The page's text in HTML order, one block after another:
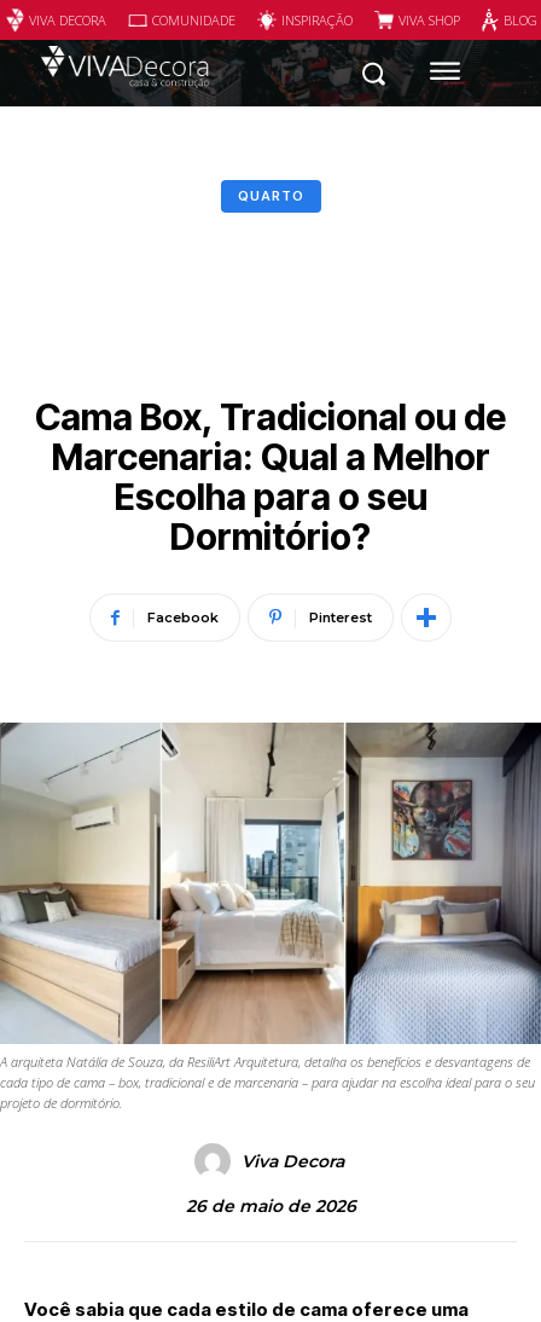
VIVA DECORA COMUNIDADE INSPIRAÇÃO VIVA SHOP
QUARTO
Cama Box, Tradicional ou de
Marcenaria: Qual a Melhor
Escolha para o seu
Dormitório?
Facebook Pinterest
A arquiteta Natália de Souza, da ResiliArt Arquitetura, detalha os benefícios e desvantagens de
cada tipo de cama – box, tradicional e de marcenaria – para ajudar na escolha ideal para o seu
projeto de dormitório.
Viva Decora
26 de maio de 2026
Você sabia que cada estilo de cama oferece uma